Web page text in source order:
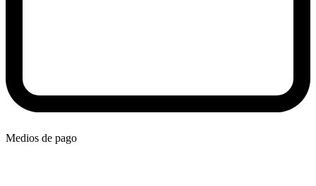
Medios de pago